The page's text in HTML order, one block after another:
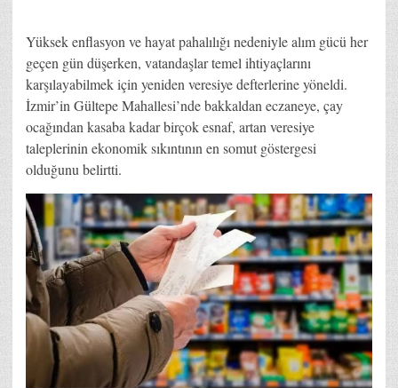
Yüksek enflasyon ve hayat pahalılığı nedeniyle alım gücü her
geçen gün düşerken, vatandaşlar temel ihtiyaçlarını
karşılayabilmek için yeniden veresiye defterlerine yöneldi.
İzmir’in Gültepe Mahallesi’nde bakkaldan eczaneye, çay
ocağından kasaba kadar birçok esnaf, artan veresiye
taleplerinin ekonomik sıkıntının en somut göstergesi
olduğunu belirtti.